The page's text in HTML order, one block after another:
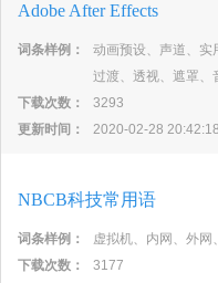
Adobe After Effects
词条样例：
动画预设、声道、实
过渡、透视、遮罩、
下载次数：
3293
更新时间：
2020-02-28 20:42:18
NBCB科技常用语
词条样例：
虚拟机、内网、外
下载次数：
3177